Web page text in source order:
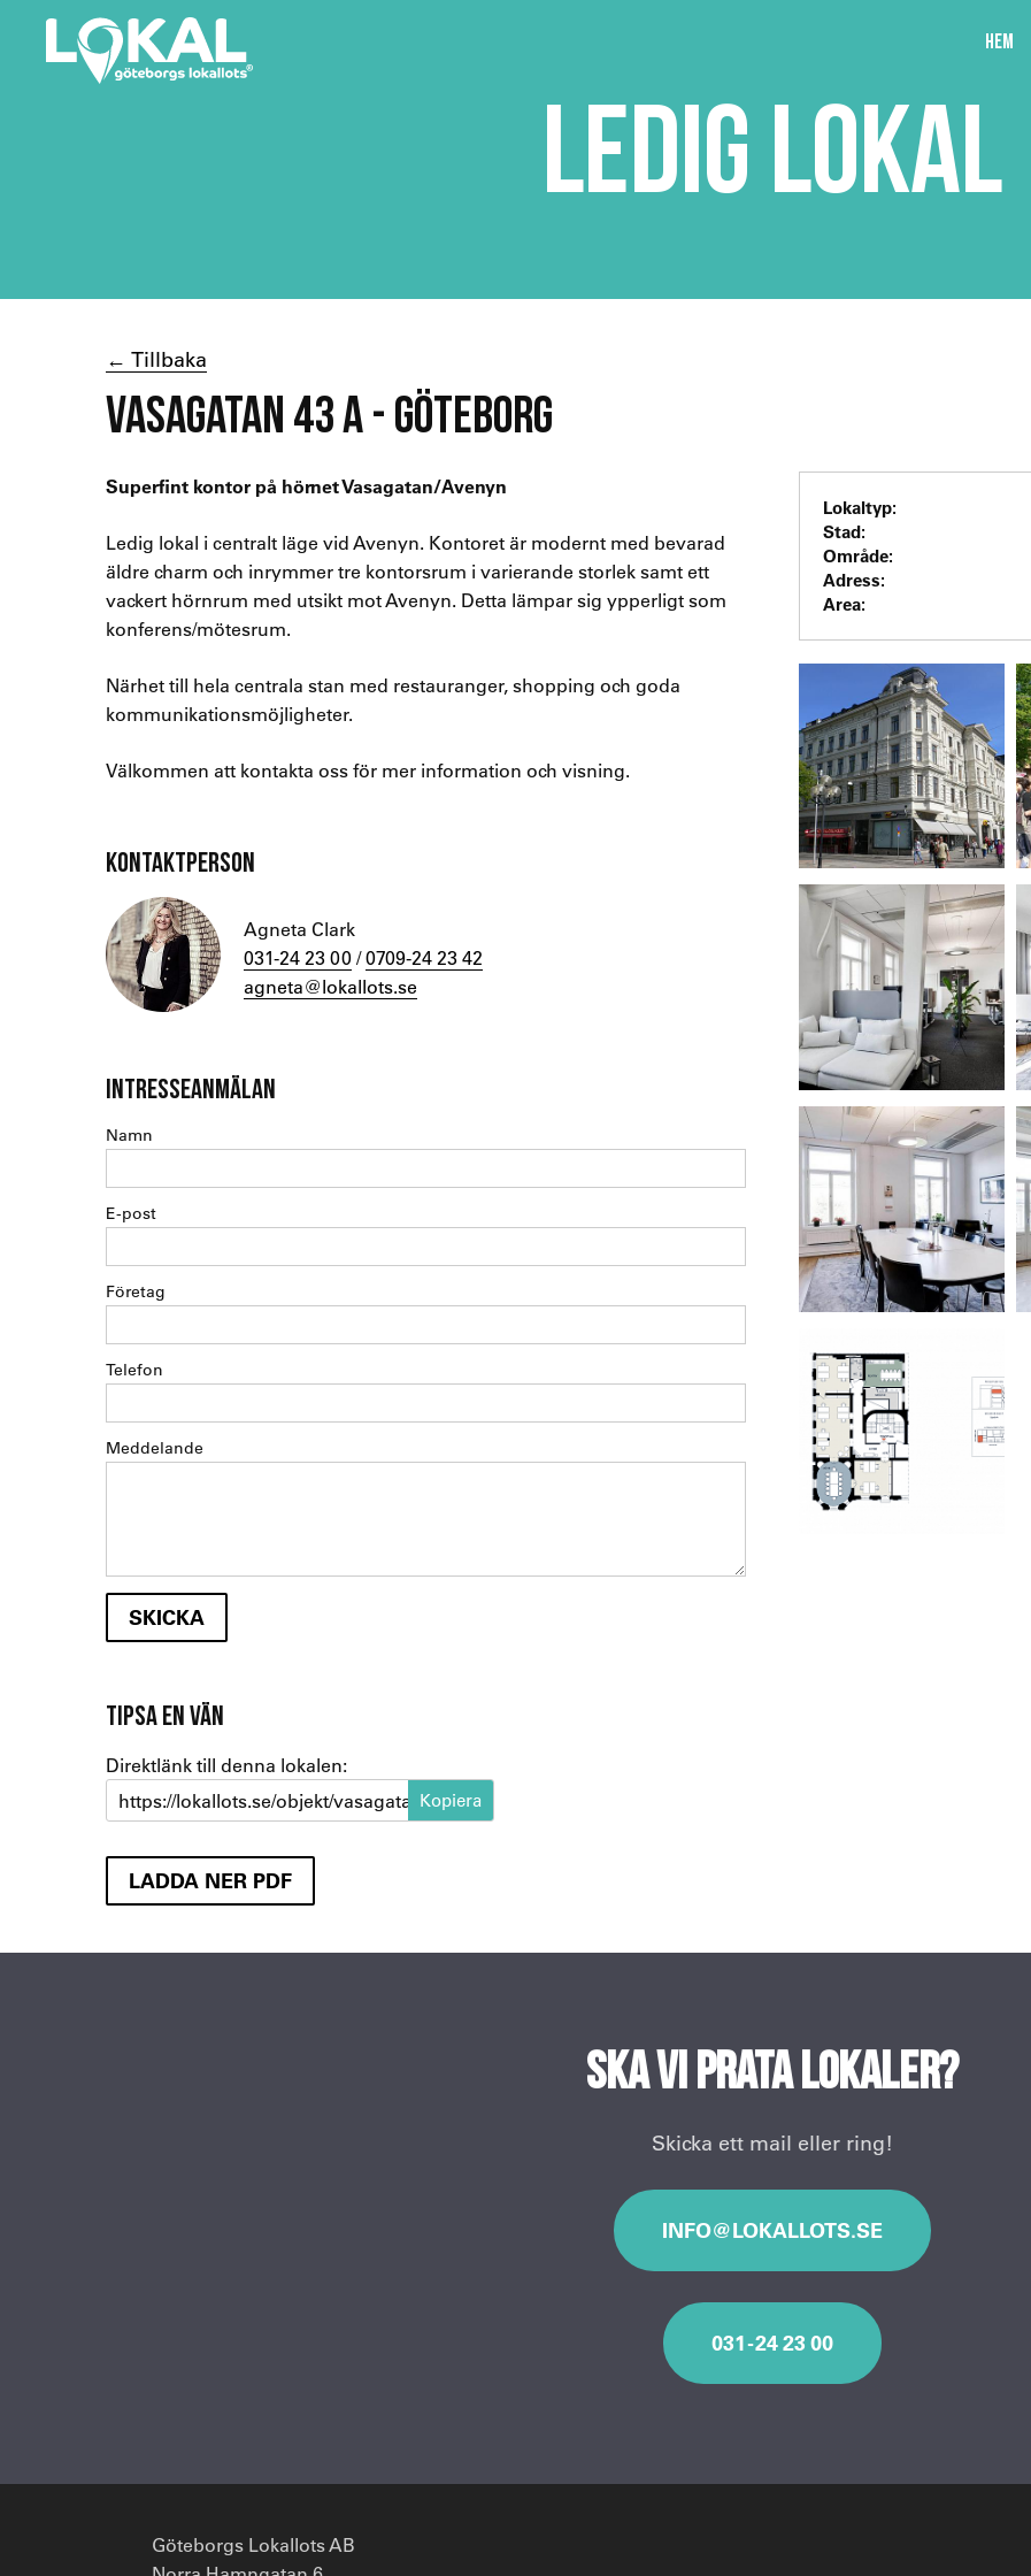
Hem
LEDIG LOKAL
← Tillbaka
VASAGATAN 43 A - GÖTEBORG
Superfint kontor på hörnet Vasagatan/Avenyn
Ledig lokal i centralt läge vid Avenyn. Kontoret är modernt med bevarad
äldre charm och inrymmer tre kontorsrum i varierande storlek samt ett
vackert hörnrum med utsikt mot Avenyn. Detta lämpar sig ypperligt som
konferens/mötesrum.
Närhet till hela centrala stan med restauranger, shopping och goda
kommunikationsmöjligheter.
Välkommen att kontakta oss för mer information och visning.
KONTAKTPERSON
Agneta Clark
031-24 23 00/0709-24 23 42
agneta@lokallots.se
INTRESSEANMÄLAN
Namn
E-post
Företag
Telefon
Meddelande
TIPSA EN VÄN
Direktlänk till denna lokalen:
https://lokallots.se/objekt/vasagatan-43-a-1
LADDA NER PDF
Lokaltyp:
Stad:
Område:
Adress:
Area:
Ska vi prata lokaler?
Skicka ett mail eller ring!
INFO@LOKALLOTS.SE
031 - 24 23 00
Göteborgs Lokallots AB